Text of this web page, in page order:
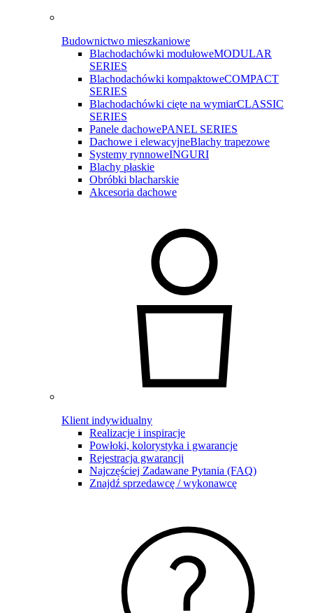
Budownictwo mieszkaniowe
Blachodachówki modułoweMODULAR
SERIES
Blachodachówki kompaktoweCOMPACT
SERIES
Blachodachówki cięte na wymiarCLASSIC
SERIES
Panele dachowePANEL SERIES
Dachowe i elewacyjneBlachy trapezowe
Systemy rynnoweINGURI
Blachy płaskie
Obróbki blacharskie
Akcesoria dachowe
Klient indywidualny
Realizacje i inspiracje
Powłoki, kolorystyka i gwarancje
Rejestracja gwarancji
Najczęściej Zadawane Pytania (FAQ)
Znajdź sprzedawcę / wykonawcę